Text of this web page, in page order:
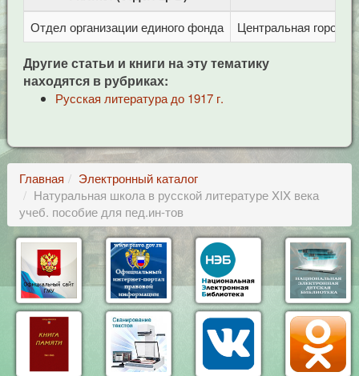
Отдел организации единого фонда Центральная
Другие статьи и книги на эту тематику
находятся в рубриках:
Русская литература до 1917 г.
Главная
Электронный каталог
Натуральная школа в русской литературе XIX века
учеб. пособие для пед.ин-тов